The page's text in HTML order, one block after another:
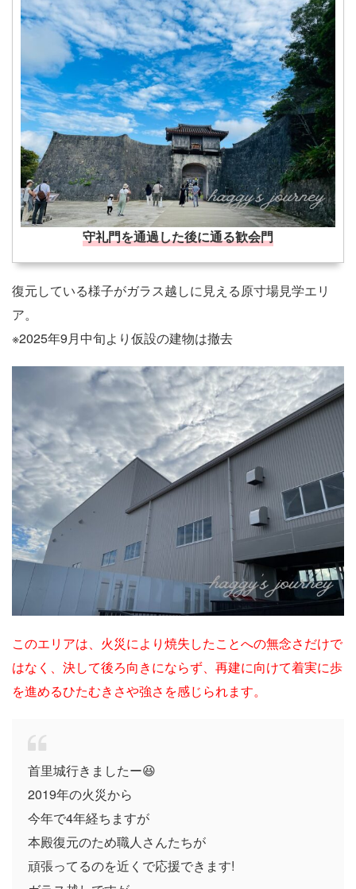
守礼門を通過した後に通る歓会門
復元している様子がガラス越しに見える原寸場見学エリ
ア。
※2025年9月中旬より仮設の建物は撤去
このエリアは、火災により焼失したことへの無念さだけで
はなく、決して後ろ向きにならず、再建に向けて着実に歩
を進めるひたむきさや強さを感じられます。
首里城行きましたー😆
2019年の火災から
今年で4年経ちますが
本殿復元のため職人さんたちが
頑張ってるのを近くで応援できます!